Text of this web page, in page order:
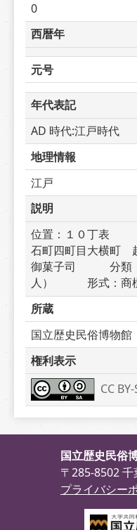
0
西暦年
元号
年代表記
AD 時代:江戸時代
地理情報
江戸
説明
位置：１０丁表　　
石町四町目大横町　
御菓子司　　　分類
人）　　　形式：商
所蔵
国立歴史民俗博物館
権利表示
CC
国立歴史民俗
〒285-8502
プライバシー